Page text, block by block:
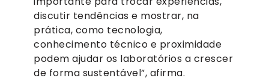
discutir tendências e mostrar, na
prática, como tecnologia,
conhecimento técnico e proximidade
podem ajudar os laboratórios a crescer
de forma sustentável”, afirma.